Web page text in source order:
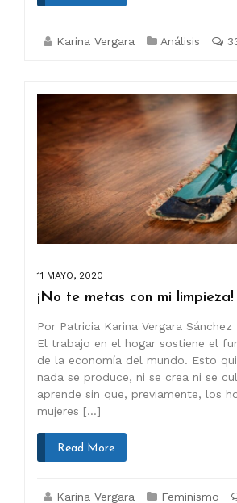
Karina Vergara Análisis
11 MAYO, 2020
¡No te metas con mi limpieza!
Por Patricia Karina Vergara
El trabajo en el hogar sostiene el
de la economía del mundo. Esto
nada se produce, ni se crea ni se
aprende sin que, previamente, los
mujeres […]
Read More
Karina Vergara Feminismo